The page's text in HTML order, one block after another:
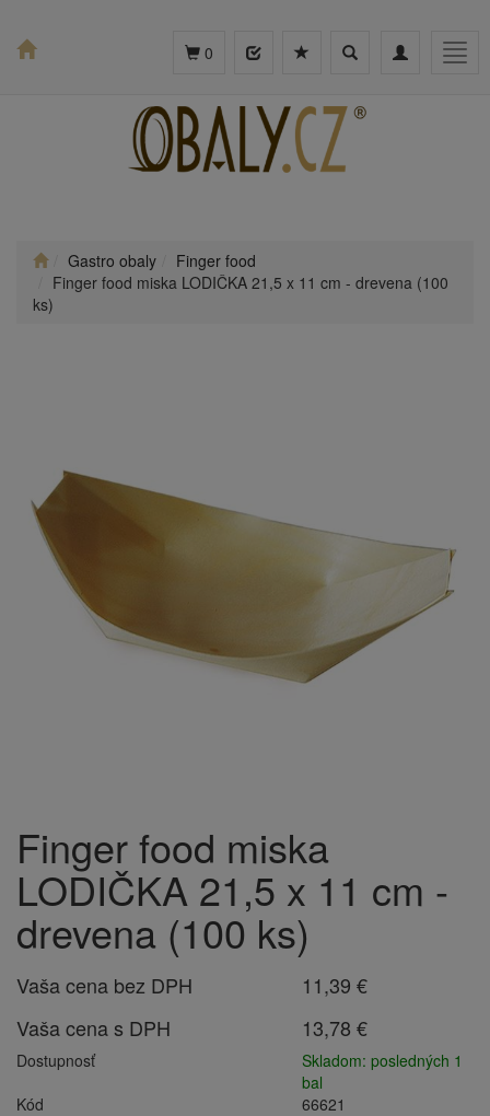
Toggle
Toggle
0
Gastro obaly
Finger food
Finger food miska LODIČKA 21,5 x 11 cm - drevena (100
ks)
Finger food miska
LODIČKA 21,5 x 11 cm -
drevena (100 ks)
Vaša cena bez DPH
11,39 €
Vaša cena s DPH
13,78 €
Dostupnosť
Skladom: posledných 1
bal
Kód
66621